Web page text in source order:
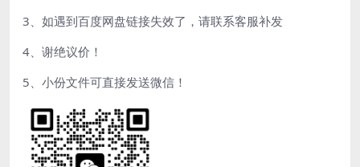
3、如遇到百度网盘链接失效了，请联系客服补发
4、谢绝议价！
5、小份文件可直接发送微信！